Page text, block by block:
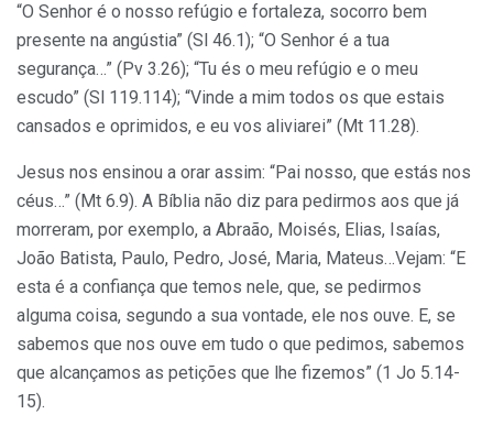
“O Senhor é o nosso refúgio e fortaleza, socorro bem
presente na angústia” (Sl 46.1); “O Senhor é a tua
segurança…” (Pv 3.26); “Tu és o meu refúgio e o meu
escudo” (Sl 119.114); “Vinde a mim todos os que estais
cansados e oprimidos, e eu vos aliviarei” (Mt 11.28).
Jesus nos ensinou a orar assim: “Pai nosso, que estás nos
céus…” (Mt 6.9). A Bíblia não diz para pedirmos aos que já
morreram, por exemplo, a Abraão, Moisés, Elias, Isaías,
João Batista, Paulo, Pedro, José, Maria, Mateus…Vejam: “E
esta é a confiança que temos nele, que, se pedirmos
alguma coisa, segundo a sua vontade, ele nos ouve. E, se
sabemos que nos ouve em tudo o que pedimos, sabemos
que alcançamos as petições que lhe fizemos” (1 Jo 5.14-
15).